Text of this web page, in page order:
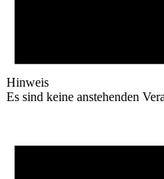
Hinweis
Es sind keine anstehenden